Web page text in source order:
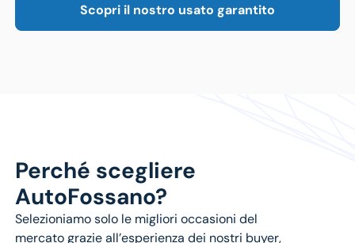
Scopri il nostro usato garantito
Perché scegliere
AutoFossano?
Selezioniamo solo lemigliori occasioni del
mercatograzie all’esperienza dei nostri buyer,